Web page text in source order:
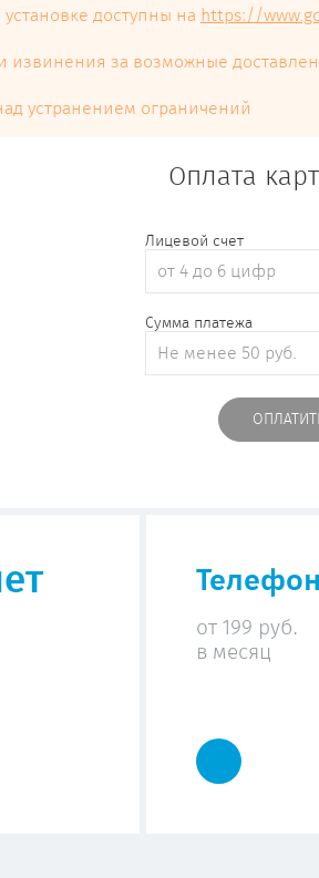
доступны на https://
извинения за возможные
устранением ограничений
Оплата
Лицевой счет
Сумма платежа
от 199 руб.
в месяц